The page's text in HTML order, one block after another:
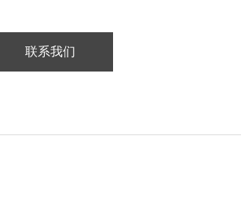
联系我们